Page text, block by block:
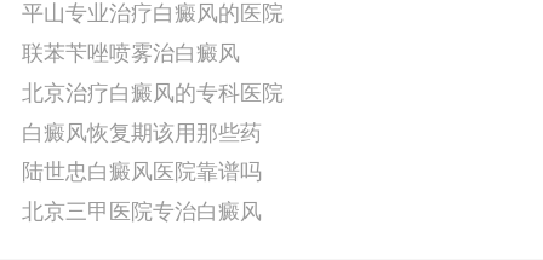
平山专业治疗白癜风的医院
联苯苄唑喷雾治白癜风
北京治疗白癜风的专科医院
白癜风恢复期该用那些药
陆世忠白癜风医院靠谱吗
北京三甲医院专治白癜风